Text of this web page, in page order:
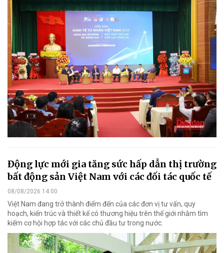
Động lực mới gia tăng sức hấp dẫn thị trường
bất động sản Việt Nam với các đối tác quốc tế
08/08/2026 14:00
Việt Nam đang trở thành điểm đến của các đơn vị tư vấn, quy
hoạch, kiến trúc và thiết kế có thương hiệu trên thế giới nhằm tìm
kiếm cơ hội hợp tác với các chủ đầu tư trong nước.